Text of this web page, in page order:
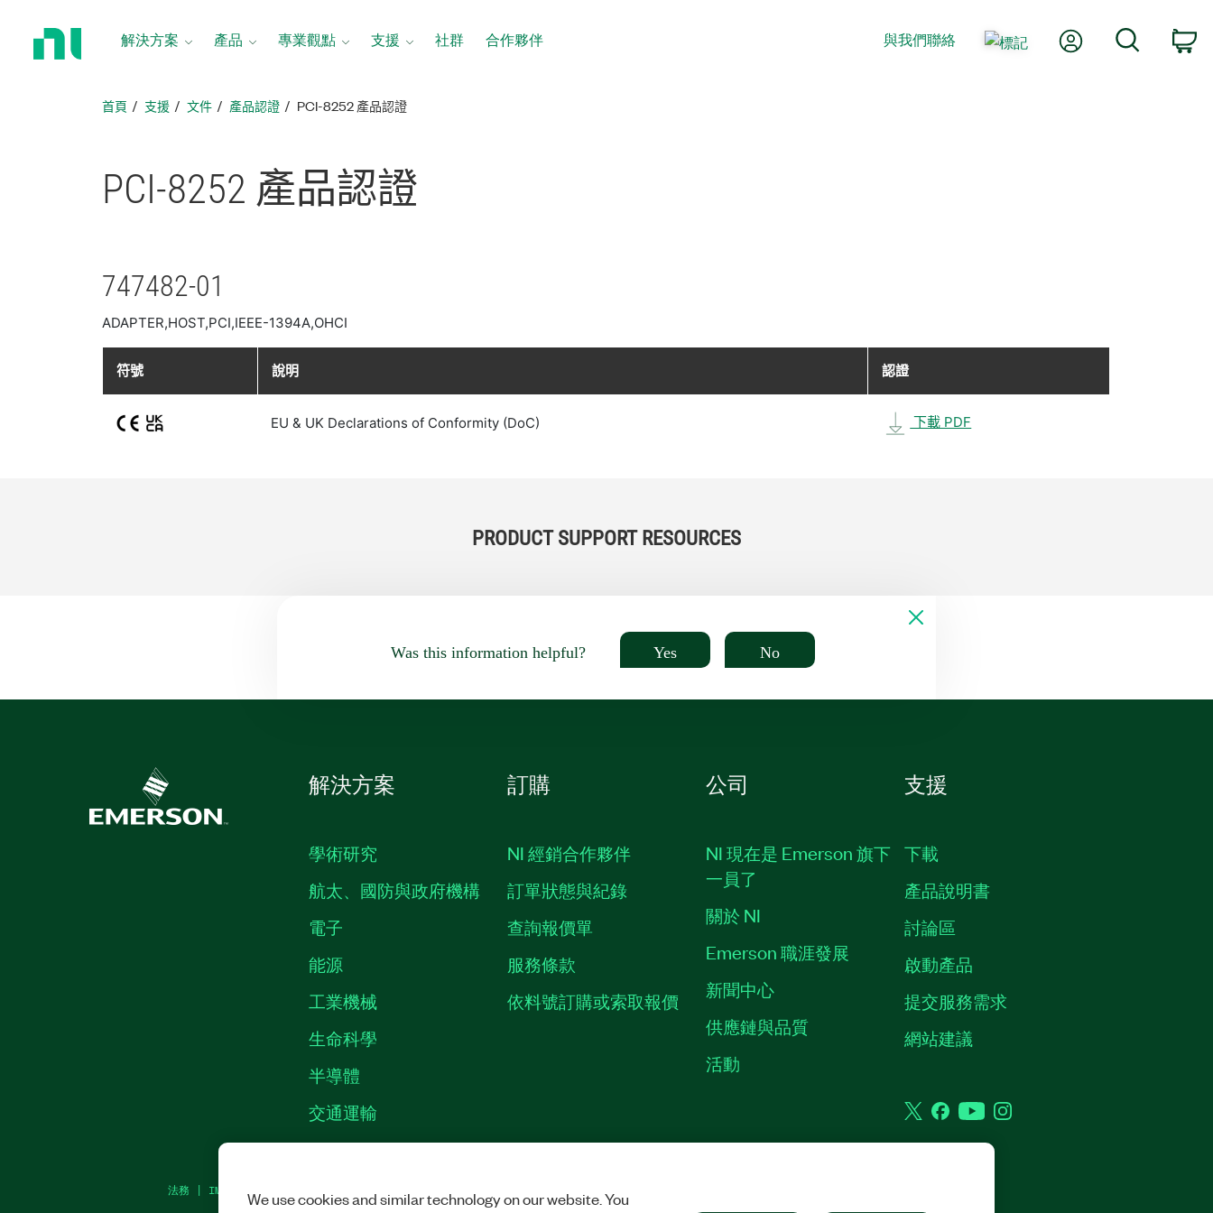
解決方案 產品 專業觀點 支援 社群 合作夥伴 與我們聯絡 我的帳號
首頁 支援 文件 產品認證 PCI-8252 產品認證
PCI-8252 產品認證
747482-01
ADAPTER,HOST,PCI,IEEE-1394A,OHCI
符號 說明 認證
EU & UK Declarations of Conformity (DoC) 下載 PDF
PRODUCT SUPPORT RESOURCES
Was this information helpful? Yes No
解決方案
學術研究
航太、國防與政府機構
電子
能源
工業機械
生命科學
半導體
交通運輸
訂購
NI 經銷合作夥伴
訂單狀態與紀錄
查詢報價單
服務條款
依料號訂購或索取報價
公司
NI 現在是 Emerson 旗下
一員了
關於 NI
Emerson 職涯發展
新聞中心
供應鏈與品質
活動
支援
下載
產品說明書
討論區
啟動產品
提交服務需求
網站建議
TwitterFacebook
YouTubeInstagram
法務 | IMPRINTWe use cookies and similar technology on our website. You